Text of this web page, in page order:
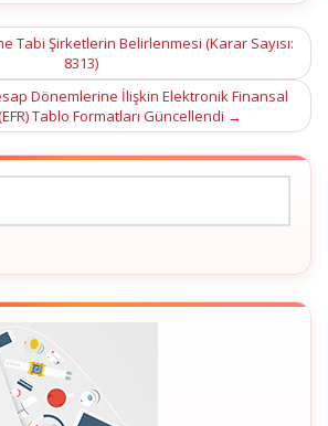
Tabi Şirketlerin Belirlenmesi (Karar Sayısı:
8313)
Dönemlerine İlişkin Elektronik Finansal
Tablo Formatları Güncellendi →